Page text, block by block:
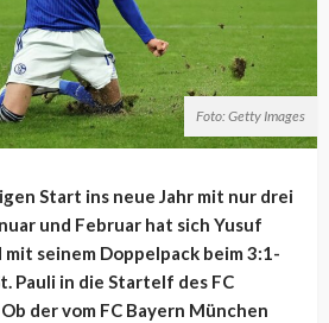
Foto: Getty Images
Start ins neue Jahr mit nur drei
und Februar hat sich Yusuf
seinem Doppelpack beim 3:1-
Pauli in die Startelf des FC
der vom FC Bayern München